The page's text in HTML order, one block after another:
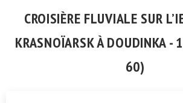
CROISIÈRE FLUVIALE SUR
KRASNOÏARSK À DOUDINKA -
60)